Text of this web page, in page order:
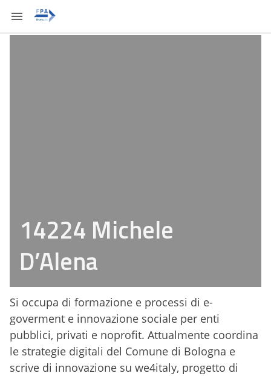
14224 Michele
D’Alena
Si occupa di formazione e processi di e-
goverment e innovazione sociale per enti
pubblici, privati e noprofit. Attualmente coordina
le strategie digitali del Comune di Bologna e
scrive di innovazione su we4italy, progetto di